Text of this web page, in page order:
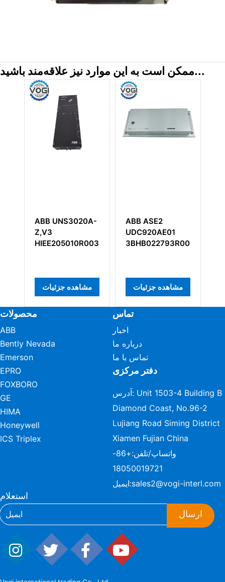
ممکن است به این موارد نیز علاقه‌مند باشید...
ABB UNS3020A-
HIEE205010R003
مشاهده جزئیات
ABB ASE2
UDC920AE01
3BHB022793R0001
مشاهده جزئیات
محصولات
ABB
Bently Nevada
Emerson
EPRO
FOXBORO
GE
HIMA
Honeywell
ICS Triplex
تماس
اخبار
درباره ما
تماس با ما
دفتر مرکزی
آدرس: Unit 1503-4 Building B
Diamond Coast, No.96-2
Lujiang Road Siming District
Xiamen Fujian China
واتساپ/تلفن:
+86-
18050019721
ایمیل:sales2@vogi-interl.com
استعلام
ارسال